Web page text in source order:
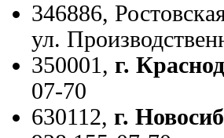
346886,
ул.
350001, г.
07-70
630112, г.